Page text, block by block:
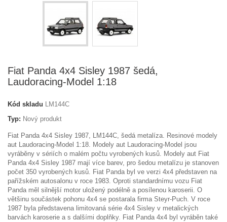
Fiat Panda 4x4 Sisley 1987 šedá,
Laudoracing-Model 1:18
Kód skladu LM144C
Typ: Nový produkt
Fiat Panda 4x4 Sisley 1987, LM144C, šedá metalíza. Resinové modely
aut Laudoracing-Model 1:18. Modely aut Laudoracing-Model jsou
vyráběny v sériích o malém počtu vyrobených kusů. Modely aut Fiat
Panda 4x4 Sisley 1987 mají více barev, pro šedou metalízu je stanoven
počet 350 vyrobených kusů. Fiat Panda byl ve verzi 4x4 představen na
pařížském autosalonu v roce 1983. Oproti standardnímu vozu Fiat
Panda měl silnější motor uložený podélně a posílenou karoserii. O
většinu součástek pohonu 4x4 se postarala firma Steyr-Puch. V roce
1987 byla představena limitovaná série 4x4 Sisley v metalických
barvách karoserie a s dalšími doplňky. Fiat Panda 4x4 byl vyráběn také